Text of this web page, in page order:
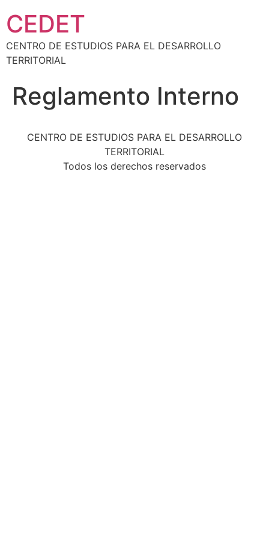
CEDET
CENTRO DE ESTUDIOS PARA EL DESARROLLO
TERRITORIAL
Reglamento Interno
CENTRO DE ESTUDIOS PARA EL DESARROLLO
TERRITORIAL
Todos los derechos reservados